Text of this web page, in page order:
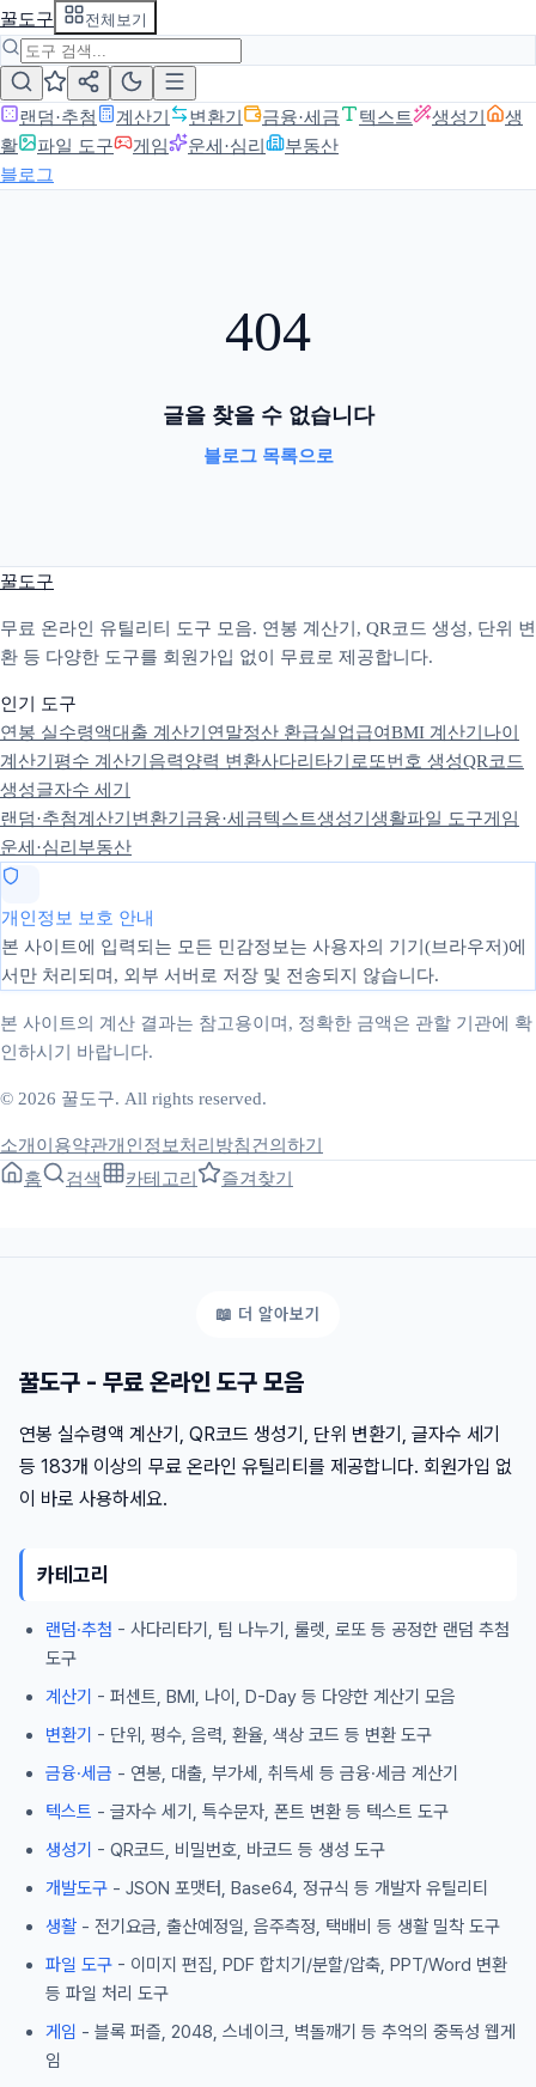
꿀도구 전체보기
랜덤·추첨 계산기 변환기 금융·세금 텍스트 생성기
생
활
파일 도구 게임 운세·심리
부동산
블로그
404
글을 찾을 수 없습니다
블로그 목록으로
꿀도구
무료 온라인 유틸리티 도구 모음. 연봉 계산기, QR코드 생성, 단위 변
환 등 다양한 도구를 회원가입 없이 무료로 제공합니다.
인기 도구
연봉 실수령액대출 계산기 연말정산 환급실업급여BMI 계산기 나이
계산기 평수 계산기 음력양력 변환사다리타기 로또번호 생성QR코드
생성글자수 세기
랜덤·추첨계산기 변환기 금융·세금텍스트생성기 생활파일 도구게임
운세·심리 부동산
개인정보 보호 안내
본 사이트에 입력되는 모든 민감정보는 사용자의 기기(브라우저)에
서만 처리되며, 외부 서버로 저장 및 전송되지 않습니다.
본 사이트의 계산 결과는 참고용이며, 정확한 금액은 관할 기관에 확
인하시기 바랍니다.
© 2026 꿀도구. All rights reserved.
소개 이용약관개인정보처리방침건의하기
홈
검색 카테고리 즐겨찾기
꿀도구 - 무료 온라인 도구 모음
연봉 실수령액 계산기, QR코드 생성기, 단위 변환기, 글자수 세기
등 183개 이상의 무료 온라인 유틸리티를 제공합니다. 회원가입 없
이 바로 사용하세요.
카테고리
랜덤·추첨 - 사다리타기, 팀 나누기, 룰렛, 로또 등 공정한 랜덤 추첨
도구
계산기 - 퍼센트, BMI, 나이, D-Day 등 다양한 계산기 모음
변환기 - 단위, 평수, 음력, 환율, 색상 코드 등 변환 도구
금융·세금 - 연봉, 대출, 부가세, 취득세 등 금융·세금 계산기
텍스트 - 글자수 세기, 특수문자, 폰트 변환 등 텍스트 도구
생성기 - QR코드, 비밀번호, 바코드 등 생성 도구
개발도구 - JSON 포맷터, Base64, 정규식 등 개발자 유틸리티
생활 - 전기요금, 출산예정일, 음주측정, 택배비 등 생활 밀착 도구
파일 도구 - 이미지 편집, PDF 합치기/분할/압축, PPT/Word 변환
등 파일 처리 도구
게임 - 블록 퍼즐, 2048, 스네이크, 벽돌깨기 등 추억의 중독성 웹게
임